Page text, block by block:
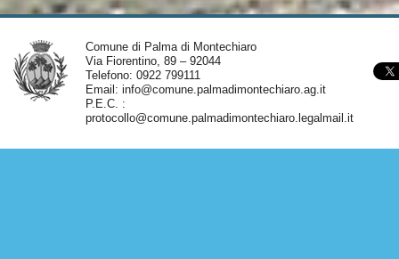
Comune di Palma di Montechiaro
Via Fiorentino, 89 – 92044
Telefono: 0922 799111
Email: info@comune.palmadimontechiaro.ag.it
P.E.C. :
protocollo@comune.palmadimontechiaro.legalmail.it